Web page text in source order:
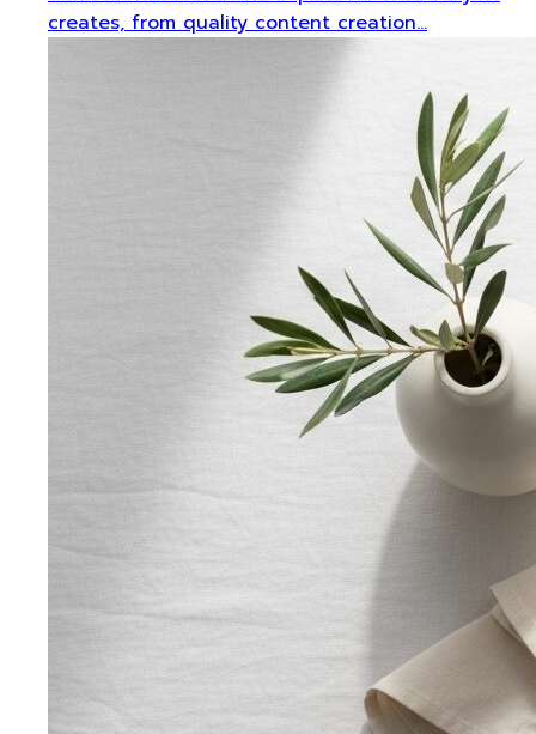
creates, from quality content creation…